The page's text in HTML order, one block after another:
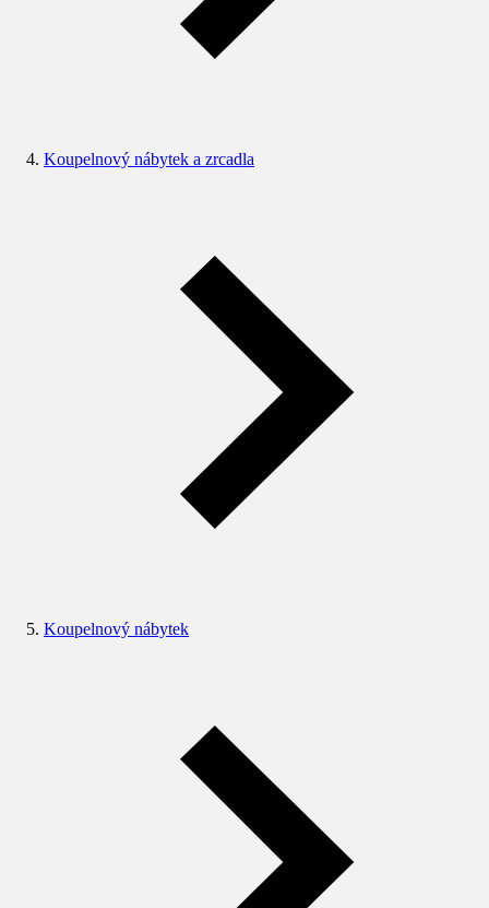
Koupelnový nábytek a zrcadla
Koupelnový nábytek